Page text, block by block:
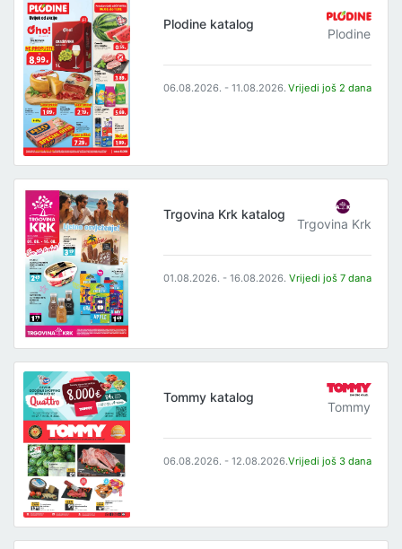
Plodine katalog
Plodine
06.08.2026. - 11.08.2026. Vrijedi još 2 dana
Trgovina Krk katalog
Trgovina Krk
01.08.2026. - 16.08.2026. Vrijedi još 7 dana
Tommy katalog
Tommy
06.08.2026. - 12.08.2026.Vrijedi još 3 dana